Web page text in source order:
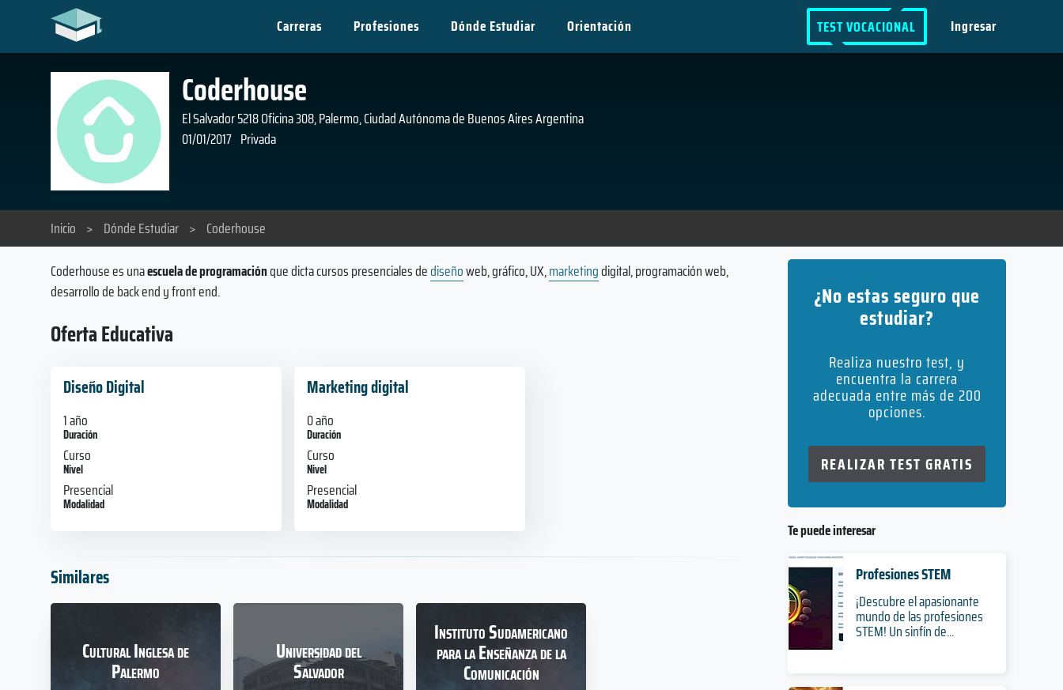
Carreras Profesiones Dónde Estudiar Orientación TEST VOCACIONAL Ingresar
Coderhouse
El Salvador 5218 Oficina 308, Palermo, Ciudad Autónoma de Buenos Aires Argentina
01/01/2017 Privada
Inicio > Dónde Estudiar > Coderhouse
Coderhouse es unaescuela de programaciónque dicta cursos presenciales dediseñoweb, gráfico, UX,marketingdigital, programación web,
desarrollo de back end y front end.
Oferta Educativa
Diseño Digital
1 año
Duración
Curso
Nivel
Presencial
Modalidad
Marketing digital
0 año
Duración
Curso
Nivel
Presencial
Modalidad
Similares
Cultural Inglesa de
Palermo
Universidad del
Salvador
Instituto Sudamericano
para la Enseñanza de la
Comunicación
¿No estas seguro que
estudiar?
Realiza nuestro test, y
encuentra la carrera
adecuada entre más de 200
opciones.
REALIZAR TEST GRATIS
Te puede interesar
Profesiones STEM
¡Descubre el apasionante
mundo de las profesiones
STEM! Un sinfín de...